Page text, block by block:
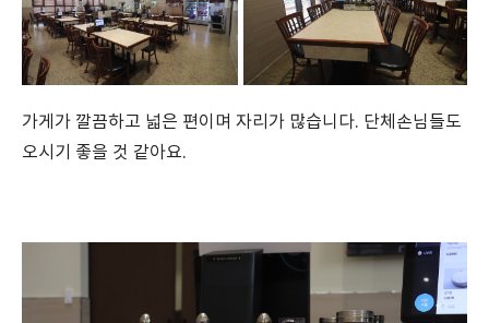
가게가 깔끔하고 넓은 편이며 자리가 많습니다. 단체손님들도
오시기 좋을 것 같아요.